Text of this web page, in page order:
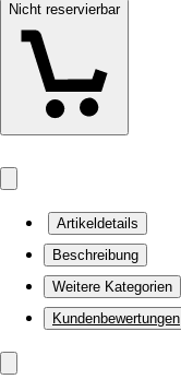
Nicht reservierbar
Artikeldetails
Beschreibung
Weitere Kategorien
Kundenbewertungen